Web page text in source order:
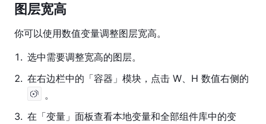
图层宽高
你可以使用数值变量调整图层宽高。
1 . 选中需要调整宽高的图层。
2. 在右边栏中的「容器」模块，点击 W、H 数值右侧的
。
3. 在「变量」面板查看本地变量和全部组件库中的变